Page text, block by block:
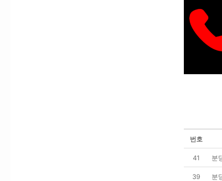
번호
41 분
39 분